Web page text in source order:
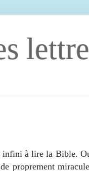
à lire la Bible.
proprement